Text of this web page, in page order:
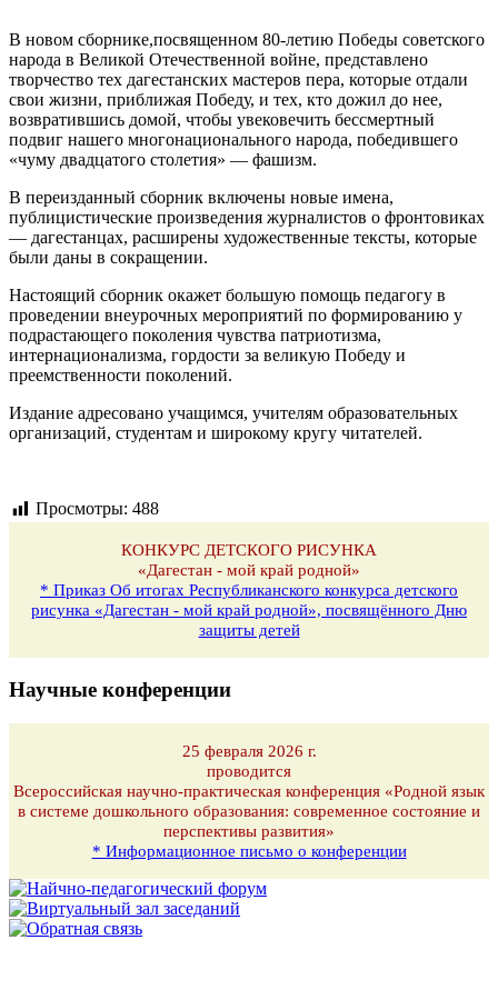
В новом сборнике,посвященном 80-летию Победы советского
народа в Великой Отечественной войне, представлено
творчество тех дагестанских мастеров пера, которые отдали
свои жизни, приближая Победу, и тех, кто дожил до нее,
возвратившись домой, чтобы увековечить бессмертный
подвиг нашего многонационального народа, победившего
«чуму двадцатого столетия» — фашизм.
В переизданный сборник включены новые имена,
публицистические произведения журналистов о фронтовиках
— дагестанцах, расширены художественные тексты, которые
были даны в сокращении.
Настоящий сборник окажет большую помощь педагогу в
проведении внеурочных мероприятий по формированию у
подрастающего поколения чувства патриотизма,
интернационализма, гордости за великую Победу и
преемственности поколений.
Издание адресовано учащимся, учителям образовательных
организаций, студентам и широкому кругу читателей.
Просмотры: 488
КОНКУРС ДЕТСКОГО РИСУНКА
«Дагестан - мой край родной»
* Приказ Об итогах Республиканского конкурса детского
рисунка «Дагестан - мой край родной», посвящённого Дню
защиты детей
Научные конференции
25 февраля 2026 г.
проводится
Всероссийская научно-практическая конференция «Родной язык
в системе дошкольного образования: современное состояние и
перспективы развития»
* Информационное письмо о конференции